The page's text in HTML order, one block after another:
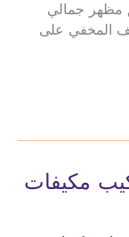
مظهر جمالي
المخفي على
مكيفات